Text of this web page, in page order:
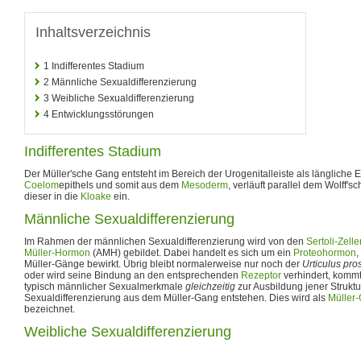
Inhaltsverzeichnis
1 Indifferentes Stadium
2 Männliche Sexualdifferenzierung
3 Weibliche Sexualdifferenzierung
4 Entwicklungsstörungen
Indifferentes Stadium
Der Müller'sche Gang entsteht im Bereich der Urogenitalleiste als längliche
Coelomepithels und somit aus dem Mesoderm, verläuft parallel dem
dieser in die Kloake ein.
Männliche Sexualdifferenzierung
Im Rahmen der männlichen Sexualdifferenzierung wird von den Sertoli-
Müller-Hormon (AMH) gebildet. Dabei handelt es sich um ein Proteohormon
Müller-Gänge bewirkt. Übrig bleibt normalerweise nur noch der Urticulus
oder wird seine Bindung an den entsprechenden Rezeptor verhindert,
typisch männlicher Sexualmerkmale gleichzeitig zur Ausbildung jener
Sexualdifferenzierung aus dem Müller-Gang entstehen. Dies wird als
bezeichnet.
Weibliche Sexualdifferenzierung